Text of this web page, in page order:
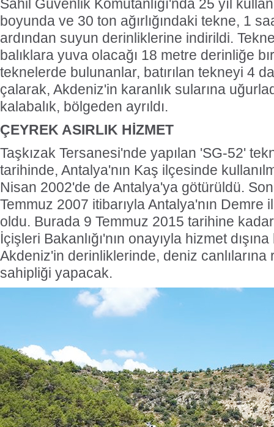
Sahil Güvenlik Komutanlığı'nda 25 yıl
boyunda ve 30 ton ağırlığındaki tekne, 1
ardından suyun derinliklerine indirildi.
balıklara yuva olacağı 18 metre derinliğe
teknelerde bulunanlar, batırılan tekneyi 4
çalarak, Akdeniz'in karanlık sularına
kalabalık, bölgeden ayrıldı.
ÇEYREK ASIRLIK HİZMET
Taşkızak Tersanesi'nde yapılan 'SG-52'
tarihinde, Antalya'nın Kaş ilçesinde
Nisan 2002'de de Antalya'ya götürüldü.
Temmuz 2007 itibarıyla Antalya'nın Demre
oldu. Burada 9 Temmuz 2015 tarihine
İçişleri Bakanlığı'nın onayıyla hizmet dışına
Akdeniz'in derinliklerinde, deniz canlılarına
sahipliği yapacak.